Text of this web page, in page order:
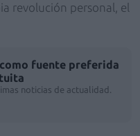
revolución personal, el
como fuente preferida
noticias de actualidad.